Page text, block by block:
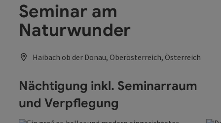
Seminar am
Naturwunder
Haibach ob der Donau, Oberösterreich, Österreich
Nächtigung inkl. Seminarraum
und Verpflegung